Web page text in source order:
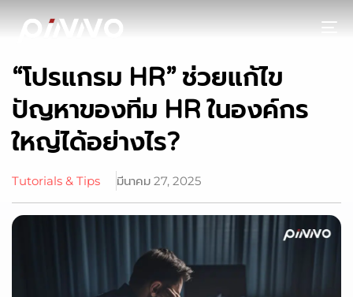
“โปรแกรม HR” ช่วยแก้ไข
ปัญหาของทีม HR ในองค์กร
ใหญ่ได้อย่างไร?
Tutorials & Tips มีนาคม 27, 2025